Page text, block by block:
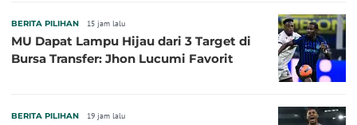
BERITA PILIHAN 15 jam lalu
MU Dapat Lampu Hijau dari 3 Target di
Bursa Transfer: Jhon Lucumi Favorit
BERITA PILIHAN 19 jam lalu